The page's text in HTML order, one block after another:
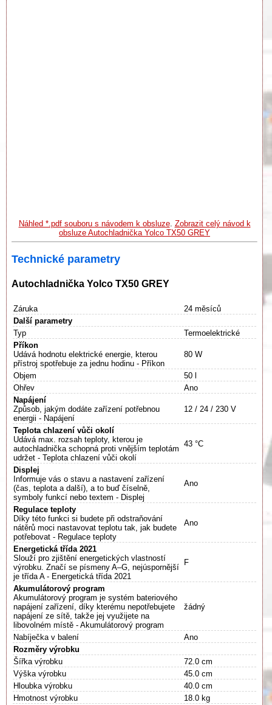
Náhled *.pdf souboru s návodem k obsluze. Zobrazit celý návod k
obsluze Autochladnička Yolco TX50 GREY
Technické parametry
Autochladnička Yolco TX50 GREY
Záruka
24 měsíců
Další parametry
Typ
Termoelektrické
Příkon
Udává hodnotu elektrické energie, kterou
přístroj spotřebuje za jednu hodinu - Příkon
80 W
Objem
50 l
Ohřev
Ano
Napájení
Způsob, jakým dodáte zařízení potřebnou
energii - Napájení
12 / 24 / 230 V
Teplota chlazení vůči okolí
Udává max. rozsah teploty, kterou je
autochladnička schopná proti vnějším teplotám
udržet - Teplota chlazení vůči okolí
43 °C
Displej
Informuje vás o stavu a nastavení zařízení
(čas, teplota a další), a to buď číselně,
symboly funkcí nebo textem - Displej
Ano
Regulace teploty
Díky této funkci si budete při odstraňování
nátěrů moci nastavovat teplotu tak, jak budete
potřebovat - Regulace teploty
Ano
Energetická třída 2021
Slouží pro zjištění energetických vlastností
výrobku. Značí se písmeny A–G, nejúspornější
je třída A - Energetická třída 2021
F
Akumulátorový program
Akumulátorový program je systém bateriového
napájení zařízení, díky kterému nepotřebujete
napájení ze sítě, takže jej využijete na
libovolném místě - Akumulátorový program
žádný
Nabíječka v balení
Ano
Rozměry výrobku
Šířka výrobku
72.0 cm
Výška výrobku
45.0 cm
Hloubka výrobku
40.0 cm
Hmotnost výrobku
18.0 kg